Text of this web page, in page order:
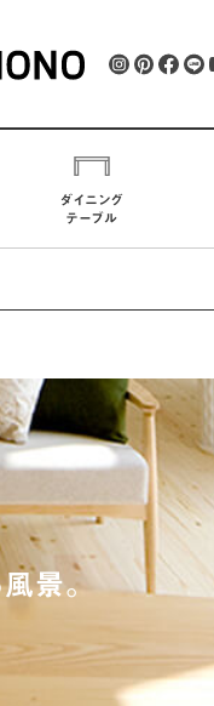
ダイニング
テーブル
景。